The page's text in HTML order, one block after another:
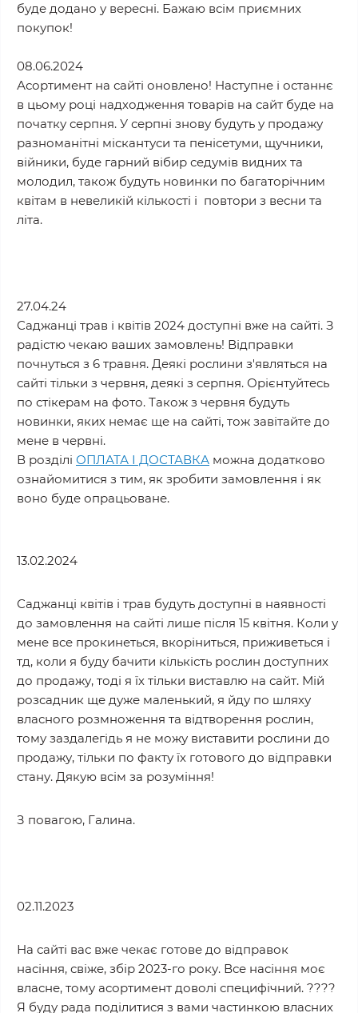
буде додано у вересні. Бажаю всім приємних
покупок!
08.06.2024
Асортимент на сайті оновлено! Наступне і останнє
в цьому році надходження товарів на сайт буде на
початку серпня. У серпні знову будуть у продажу
разноманітні міскантуси та пенісетуми, щучники,
війники, буде гарний вібир седумів видних та
молодил, також будуть новинки по багаторічним
квітам в невеликій кількості і повтори з весни та
літа.
27.04.24
Саджанці трав і квітів 2024 доступні вже на сайті. З
радістю чекаю ваших замовлень! Відправки
почнуться з 6 травня. Деякі рослини з'являться на
сайті тільки з червня, деякі з серпня. Орієнтуйтесь
по стікерам на фото. Також з червня будуть
новинки, яких немає ще на сайті, тож завітайте до
мене в червні.
В розділі ОПЛАТА І ДОСТАВКА можна додатково
ознайомитися з тим, як зробити замовлення і як
воно буде опрацьоване.
13.02.2024
Саджанці квітів і трав будуть доступні в наявності
до замовлення на сайті лише після 15 квітня. Коли у
мене все прокинеться, вкоріниться, приживеться і
тд, коли я буду бачити кількість рослин доступних
до продажу, тоді я їх тільки виставлю на сайт. Мій
розсадник ще дуже маленький, я йду по шляху
власного розмноження та відтворення рослин,
тому заздалегідь я не можу виставити рослини до
продажу, тільки по факту їх готового до відправки
стану. Дякую всім за розуміння!
З повагою, Галина.
02.11.2023
На сайті вас вже чекає готове до відправок
насіння, свіже, збір 2023-го року. Все насіння моє
власне, тому асортимент доволі специфічний. ????
Я буду рада поділитися з вами частинкою власних